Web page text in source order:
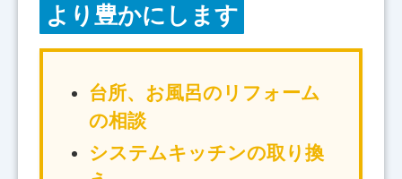
より豊かにします
台所、お風呂のリフォーム
の相談
システムキッチンの取り換